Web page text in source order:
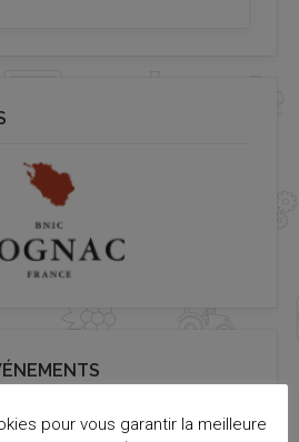
à venir.
pour vous garantir la meilleure